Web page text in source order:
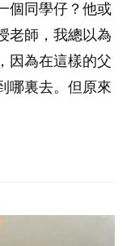
個同學仔？他或
老師，我總以為
因為在這樣的父
哪裏去。但原來